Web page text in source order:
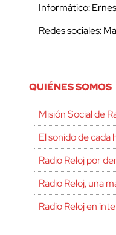
Informático:
Redes sociales:
QUIÉNES SOMOS
Misión Social de
El sonido de cada
Radio Reloj por
Radio Reloj, una
Radio Reloj en